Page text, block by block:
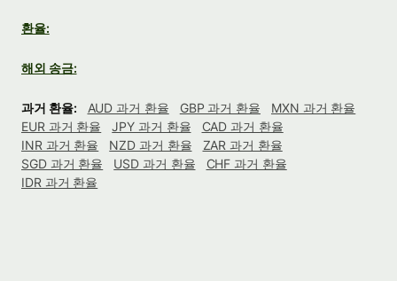
환율:
해외 송금:
과거 환율: AUD 과거 환율 GBP 과거 환율
MXN 과거 환율
EUR 과거 환율
JPY 과거 환율
CAD 과거 환율
INR 과거 환율
NZD 과거 환율
ZAR 과거 환율
SGD 과거 환율
USD 과거 환율
CHF 과거 환율
IDR 과거 환율